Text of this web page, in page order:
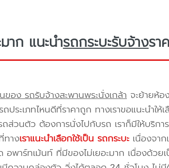
าก แนะนำรถกระบะรับจ้างรา
ของ รถรับจ้างสะพานพระนั่งเกล้าจะย้ายห้อ
ถประเภทไหนดีที่ราคาถูก ทางเราขอแนะนำใ
ส่วนตัว ต้องการนั่งไปกับรถ เราก็มีให้บริก
ทางเราแนะนำเลือกใช้เป็น รถกระบะเนื่องจาก
าร์ทเม้นท์ ที่มีของไม่เยอะมาก เนื่องด้วย